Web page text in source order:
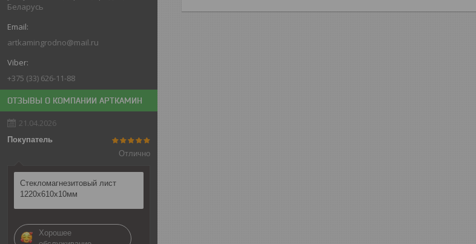
Беларусь
artkamingrodno@mail.ru
+375 (33) 626-11-88
ОТЗЫВЫ О КОМПАНИИ АРТКАМИН
21.04.2026
Покупатель
Отлично
Стекломагнезитовый лист
1220х610х10мм
Хорошее